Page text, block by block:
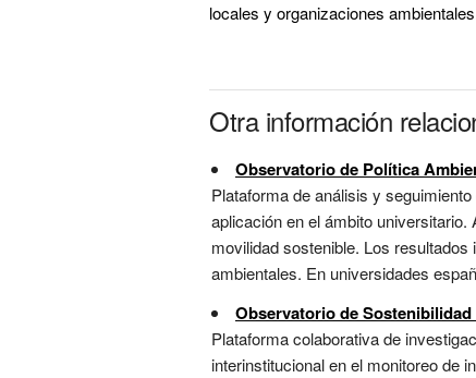
locales y organizaciones
Otra información
Observatorio de Política
Plataforma de análisis y
aplicación en el ámbito
movilidad sostenible. Los
ambientales. En universidades
Observatorio de Sostenibilidad
Plataforma colaborativa de
interinstitucional en el monitoreo de